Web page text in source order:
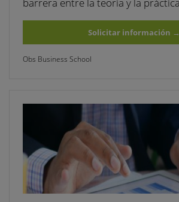
Solicitar información →
Obs Business School